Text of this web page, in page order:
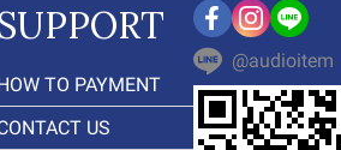
SUPPORT
TO PAYMENT
US
@audioitem